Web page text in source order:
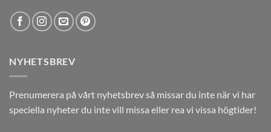
NYHETSBREV
Prenumerera på vårt nyhetsbrev så missar du inte när vi har
speciella nyheter du inte vill missa eller rea vi vissa högtider!